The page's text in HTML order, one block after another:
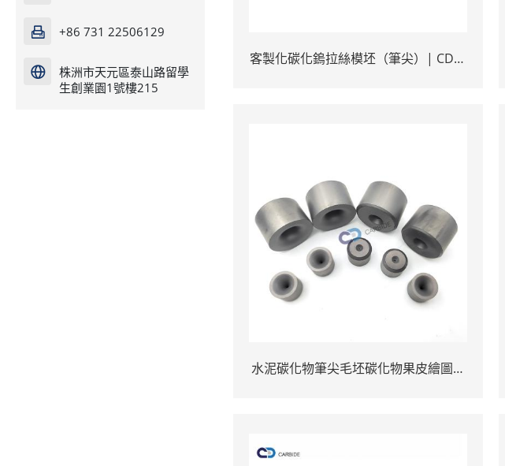
 +86 731 22506129

株洲市天元區泰山路留學
生創業園1號樓215
客製化碳化鎢拉絲模坯（筆尖）| CD硬
水泥碳化物筆尖毛坯碳化物果皮繪圖為